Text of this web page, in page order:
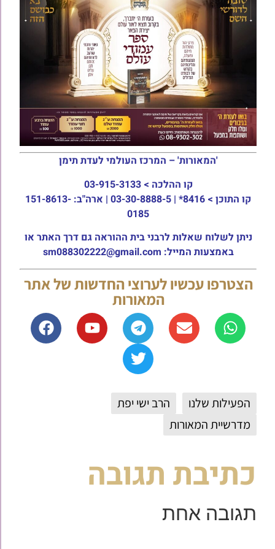
'המאורות' – המרכז העולמי לעדת תימן
קו ההלכה > 03-915-3133
קו התוכן >
8416* | 03-30-8888-5 | ארה"ב: 151-8613-
0185
ניתן לשלוח שאלות לרבני בית ההוראה גם דרך האתר או
באמצעות המייל: sm088302222@gmail.com
הצטרפו עכשיו לערוצי החדשות של אתר
המאורות
הפעילות שלנו
הרב ישי יפת
מדרשיית המאורות
כתיבת תגובה
תגובה אחת